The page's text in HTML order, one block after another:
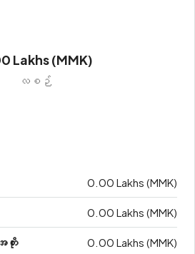
Lakhs (MMK)
လစဉ်
0.00 Lakhs (MMK)
0.00 Lakhs (MMK)
း 0.00 Lakhs (MMK)